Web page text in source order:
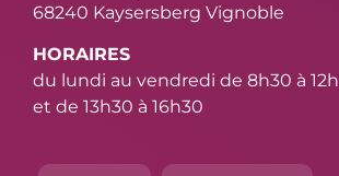
68240 Kaysersberg Vignoble
HORAIRES
du lundi au vendredi de 8h30 à 12h
et de 13h30 à 16h30